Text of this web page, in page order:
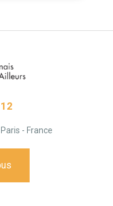
- France